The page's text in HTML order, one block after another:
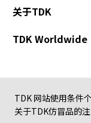
关于TDK
TDK Worldwide
TDK 网站使用条件
关于TDK仿冒品的